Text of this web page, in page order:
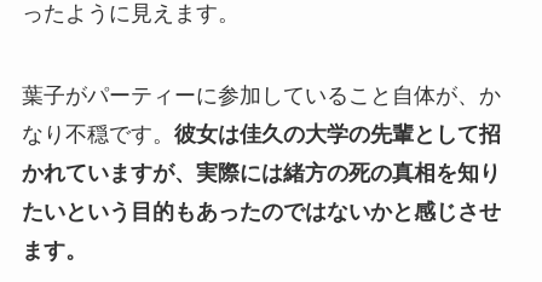
ったように見えます。
葉子がパーティーに参加していること自体が、か
なり不穏です。 彼女は佳久の大学の先輩として招
かれていますが、実際には緒方の死の真相を知り
たいという目的もあったのではないかと感じさせ
ます。